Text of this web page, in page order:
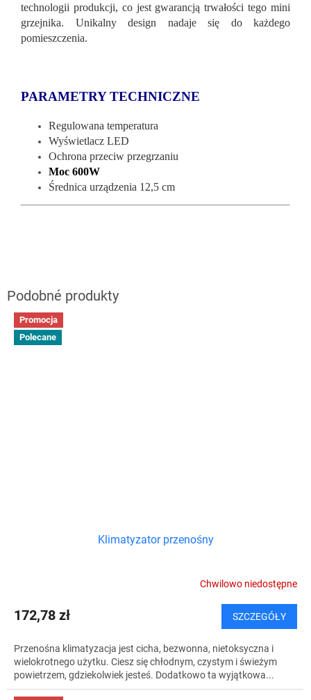
technologii produkcji, co jest gwarancją trwałości tego mini
grzejnika. Unikalny design nadaje się do każdego
pomieszczenia.
PARAMETRY TECHNICZNE
Regulowana temperatura
Wyświetlacz LED
Ochrona przeciw przegrzaniu
Moc 600W
Średnica urządzenia 12,5 cm
Promocja
Polecane
Klimatyzator przenośny
Chwilowo niedostępne
172,78 zł SZCZEGÓŁY
Przenośna klimatyzacja jest cicha, bezwonna, nietoksyczna i
wielokrotnego użytku. Ciesz się chłodnym, czystym i świeżym
powietrzem, gdziekolwiek jesteś. Dodatkowo ta wyjątkowa...